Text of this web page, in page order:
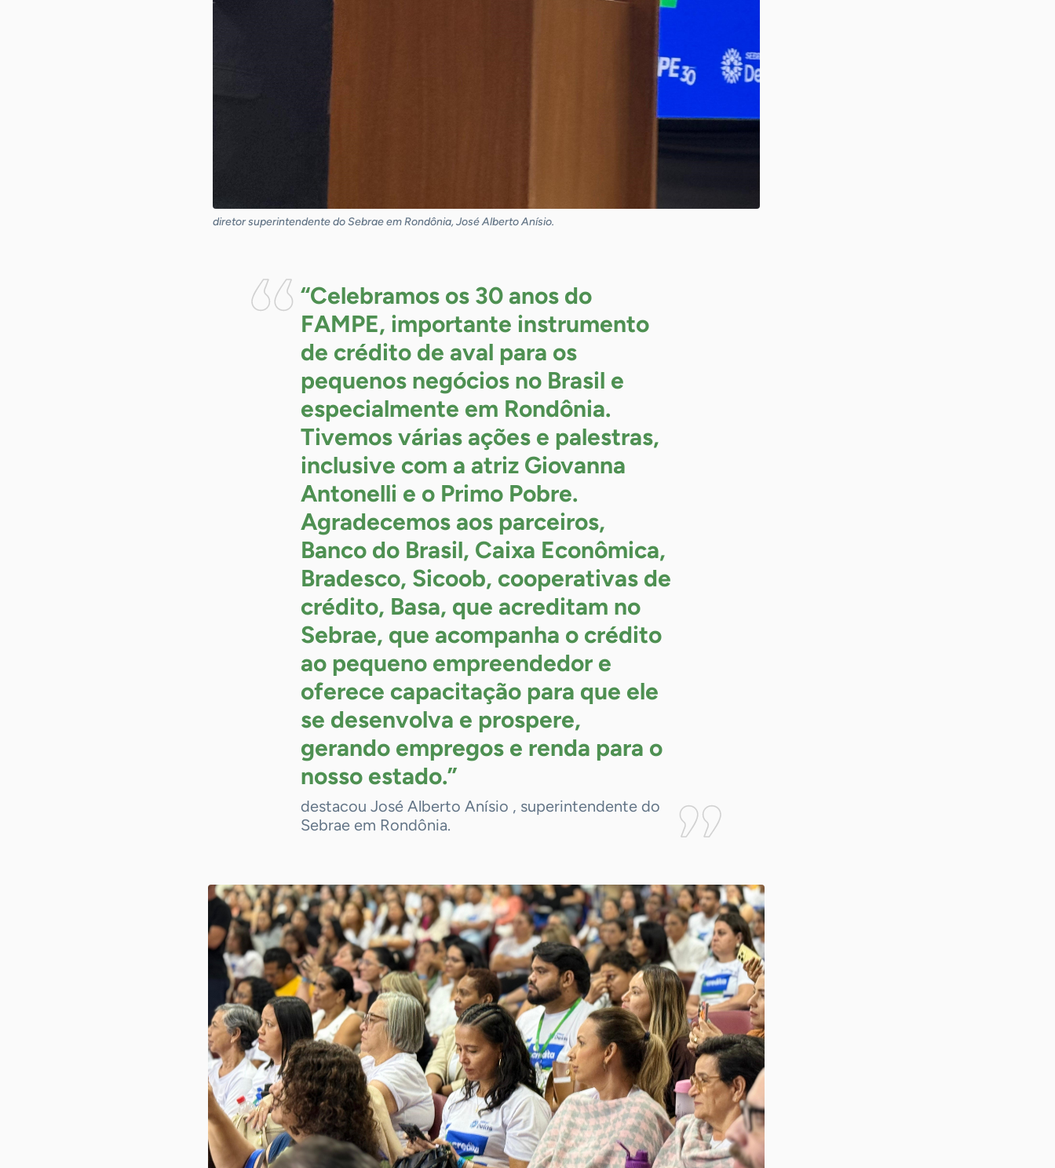
diretor superintendente do Sebrae em Rondônia, José Alberto Anísio.
“Celebramos os 30 anos do
FAMPE, importante instrumento
de crédito de aval para os
pequenos negócios no Brasil e
especialmente em Rondônia.
Tivemos várias ações e palestras,
inclusive com a atriz Giovanna
Antonelli e o Primo Pobre.
Agradecemos aos parceiros,
Banco do Brasil, Caixa Econômica,
Bradesco, Sicoob, cooperativas de
crédito, Basa, que acreditam no
Sebrae, que acompanha o crédito
ao pequeno empreendedor e
oferece capacitação para que ele
se desenvolva e prospere,
gerando empregos e renda para o
nosso estado.”
destacou José Alberto Anísio , superintendente do
Sebrae em Rondônia.